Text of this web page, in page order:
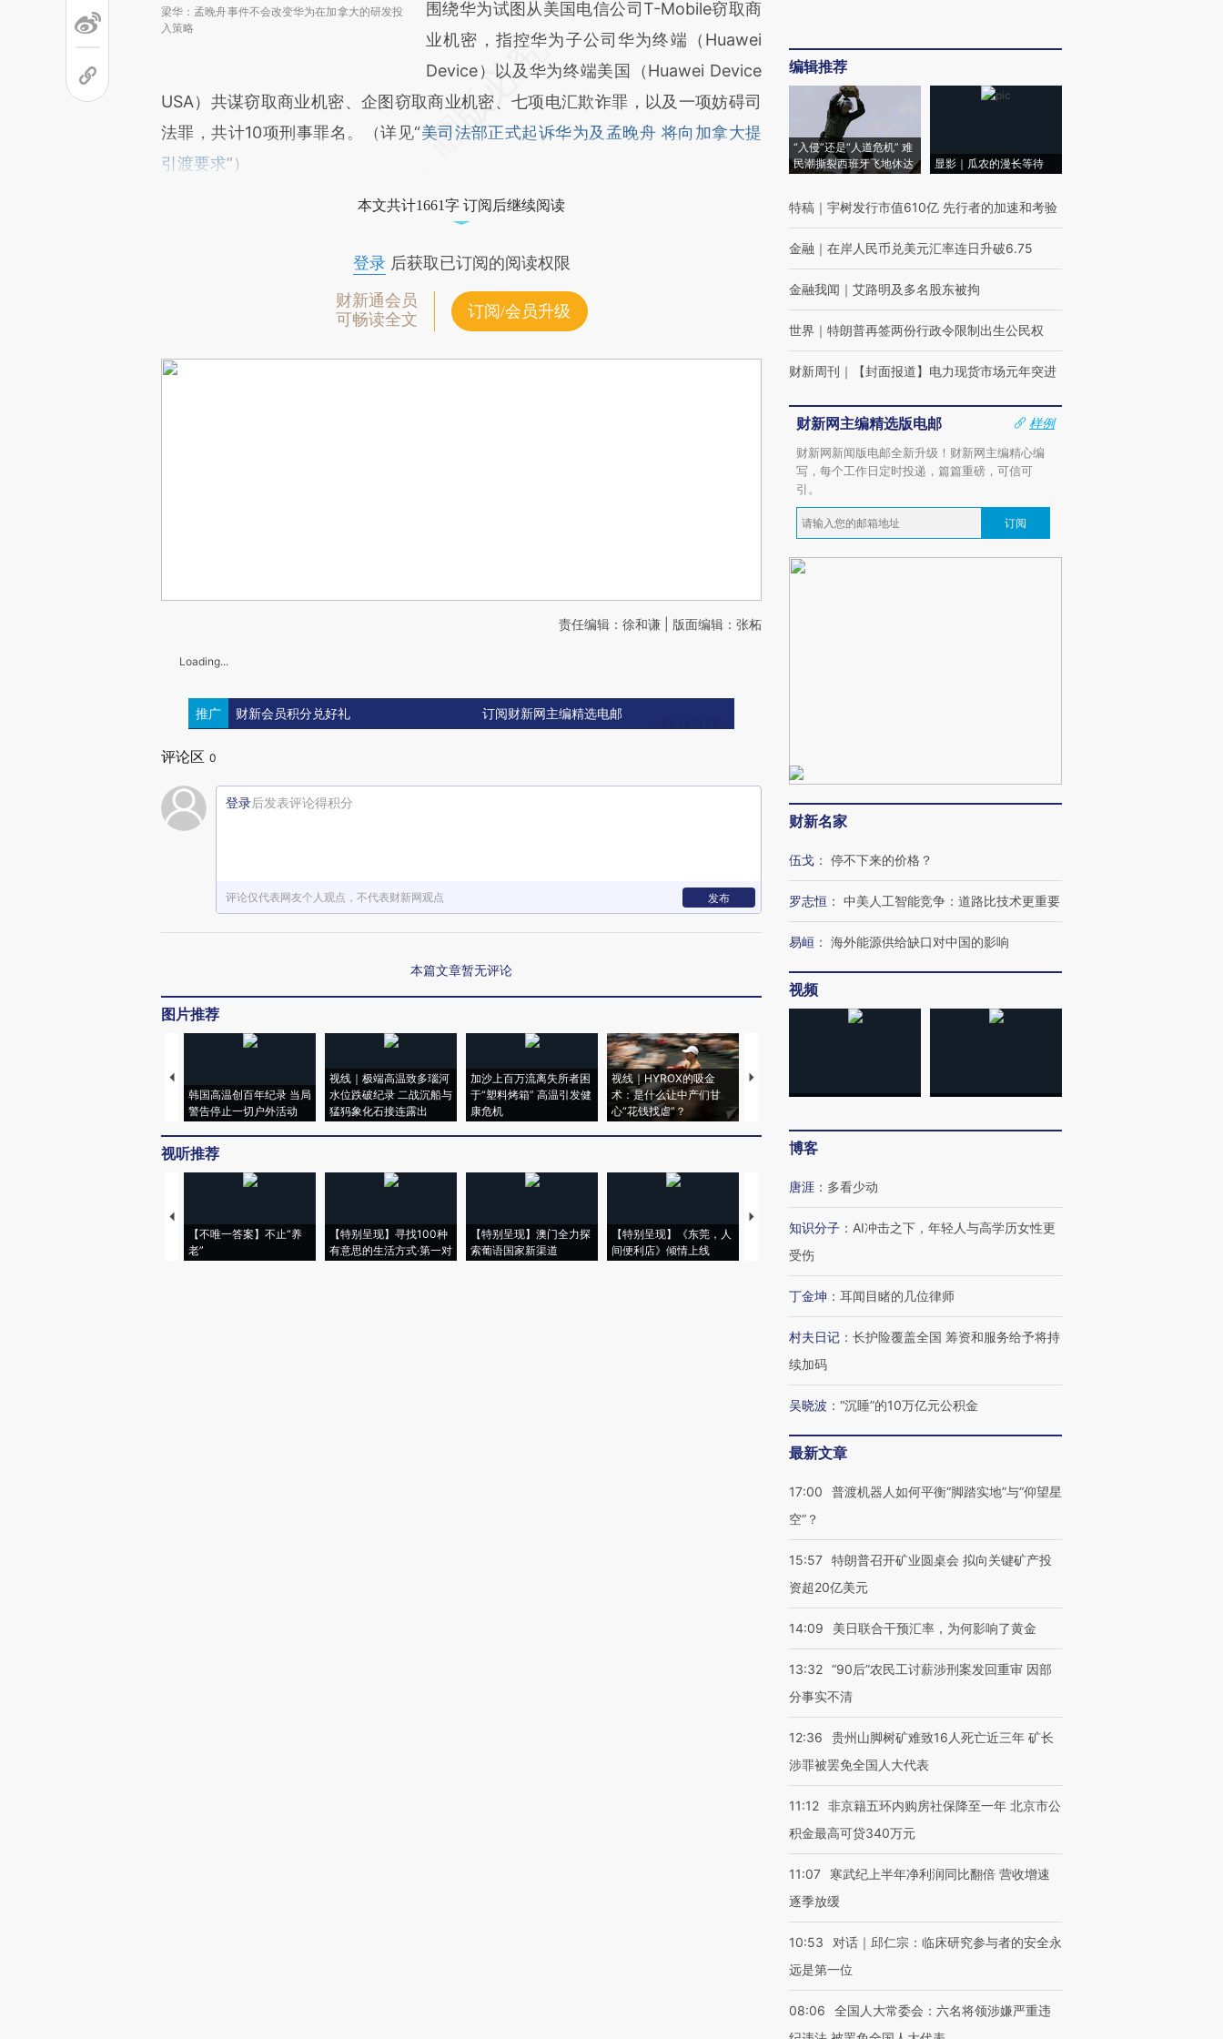
梁华：孟晚舟事件不会改变华为在加拿大的研发投
入策略
围绕华为试图从美国电信公司T-Mobile窃取商
业机密，指控华为子公司华为终端（Huawei
Device）以及华为终端美国（Huawei Device
USA）共谋窃取商业机密、企图窃取商业机密、七项电汇欺诈罪，以及一项妨碍司
法罪，共计10项刑事罪名。（详见“美司法部正式起诉华为及孟晚舟 将向加拿大提
引渡要求”）
本文共计1661字 订阅后继续阅读
登录后获取已订阅的阅读权限
财新通会员
可畅读全文
订阅/会员升级
责任编辑：徐和谦 | 版面编辑：张柘
Loading...
推广 财新会员积分兑好礼 订阅财新网主编精选电邮
评论区 0
登录后发表评论得积分
评论仅代表网友个人观点，不代表财新网观点 发布
本篇文章暂无评论
图片推荐
韩国高温创百年纪录 当局
警告停止一切户外活动
视线｜极端高温致多瑙河
水位跌破纪录 二战沉船与
猛犸象化石接连露出
加沙上百万流离失所者困
于“塑料烤箱” 高温引发健
康危机
视线｜HYROX的吸金
术：是什么让中产们甘
心“花钱找虐”？
马航飞行员跨国走私7万
粒摇头丸 尿检体内含3种
度Z世代 用街头抗争将教
机”？难民潮撕裂西班牙
视听推荐
【不唯一答案】不止“养
老”
【特别呈现】寻找100种
有意思的生活方式·第一对
【特别呈现】澳门全力探
索葡语国家新渠道
【特别呈现】《东莞，人
间便利店》倾情上线
【推广】走进第四届链博
会，让数智科技“链”接产
【特别呈现】寻找100种
CFO：不靠规模取胜，华
编辑推荐
“入侵”还是“人道危机” 难
民潮撕裂西班牙飞地休达
显影｜瓜农的漫长等待
特稿 ｜ 宇树发行市值610亿 先行者的加速和考验
金融 ｜ 在岸人民币兑美元汇率连日升破6.75
金融我闻 ｜ 艾路明及多名股东被拘
世界 ｜ 特朗普再签两份行政令限制出生公民权
财新周刊 ｜ 【封面报道】电力现货市场元年突进
财新网主编精选版电邮
样例
财新网新闻版电邮全新升级！财新网主编精心编
写，每个工作日定时投递，篇篇重磅，可信可
引。
订阅
财新名家
伍戈 ： 停不下来的价格？
罗志恒 ： 中美人工智能竞争：道路比技术更重要
易峘 ： 海外能源供给缺口对中国的影响
视频
博客
唐涯 ： 多看少动
知识分子 ： AI冲击之下，年轻人与高学历女性更
受伤
丁金坤 ： 耳闻目睹的几位律师
村夫日记 ： 长护险覆盖全国 筹资和服务给予将持
续加码
吴晓波 ： “沉睡”的10万亿元公积金
最新文章
17:00
普渡机器人如何平衡“脚踏实地”与“仰望星
空”？
15:57 特朗普召开矿业圆桌会 拟向关键矿产投
资超20亿美元
14:09 美日联合干预汇率，为何影响了黄金
13:32 “90后”农民工讨薪涉刑案发回重审 因部
分事实不清
12:36
贵州山脚树矿难致16人死亡近三年 矿长
涉罪被罢免全国人大代表
11:12 非京籍五环内购房社保降至一年 北京市公
积金最高可贷340万元
11:07
寒武纪上半年净利润同比翻倍 营收增速
逐季放缓
10:53
对话｜邱仁宗：临床研究参与者的安全永
远是第一位
08:06
全国人大常委会：六名将领涉嫌严重违